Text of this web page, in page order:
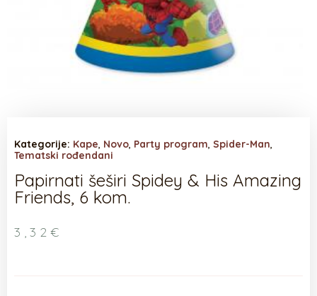
Kategorije: Kape, Novo, Party program, Spider-Man,
Tematski rođendani
Papirnati šeširi Spidey & His Amazing
Friends, 6 kom.
3,32 €